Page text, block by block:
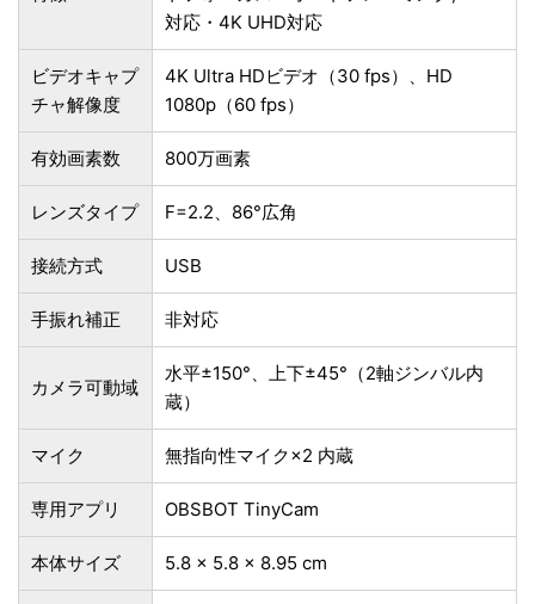
対応・4K UHD対応
ビデオキャプ
チャ解像度
4K Ultra HDビデオ（30 fps）、HD
1080p（60 fps）
有効画素数 ‎800万画素
レンズタイプ ‎F=2.2、86°広角
接続方式 USB
手振れ補正 非対応
カメラ可動域
水平±150°、上下±45°（2軸ジンバル内
蔵）
マイク 無指向性マイク×2 内蔵
専用アプリ OBSBOT TinyCam
本体サイズ ‎5.8 x 5.8 x 8.95 cm